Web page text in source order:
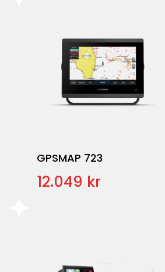
GPSMAP 723
12.049 kr